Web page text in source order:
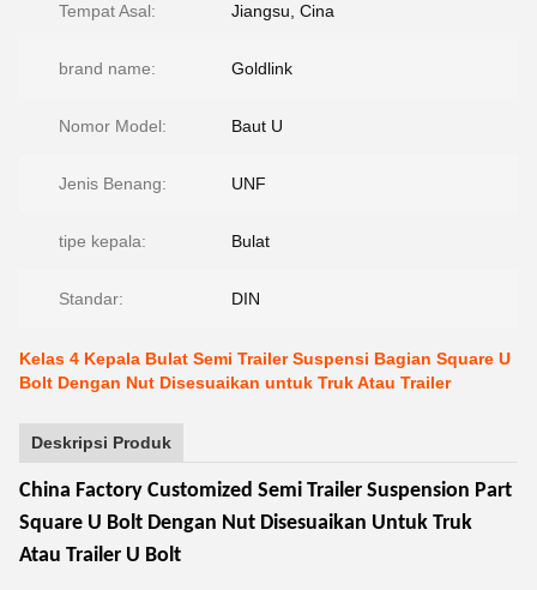
Tempat Asal: Jiangsu, Cina
brand name: Goldlink
Nomor Model: Baut U
Jenis Benang: UNF
tipe kepala: Bulat
Standar: DIN
Kelas 4 Kepala Bulat Semi Trailer Suspensi Bagian Square U
Bolt Dengan Nut Disesuaikan untuk Truk Atau Trailer
Deskripsi Produk
China Factory Customized Semi Trailer Suspension Part
Square U Bolt Dengan Nut Disesuaikan Untuk Truk
Atau Trailer U Bolt